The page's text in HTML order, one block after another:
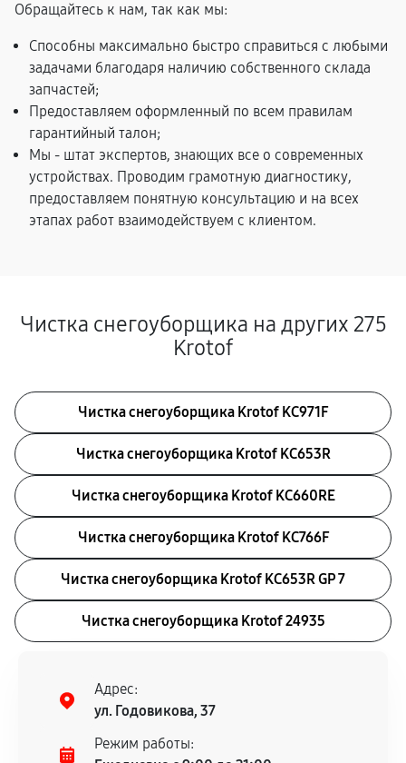
Обращайтесь к нам, так как мы:
Способны максимально быстро справиться с любыми
задачами благодаря наличию собственного склада
запчастей;
Предоставляем оформленный по всем правилам
гарантийный талон;
Мы - штат экспертов, знающих все о современных
устройствах. Проводим грамотную диагностику,
предоставляем понятную консультацию и на всех
этапах работ взаимодействуем с клиентом.
Чистка снегоуборщика на других 275
Krotof
Чистка снегоуборщика Krotof KC971F
Чистка снегоуборщика Krotof KC653R
Чистка снегоуборщика Krotof KC660RE
Чистка снегоуборщика Krotof KC766F
Чистка снегоуборщика Krotof KC653R GP 7
Чистка снегоуборщика Krotof 24935
Адрес:
ул. Годовикова, 37
Режим работы: